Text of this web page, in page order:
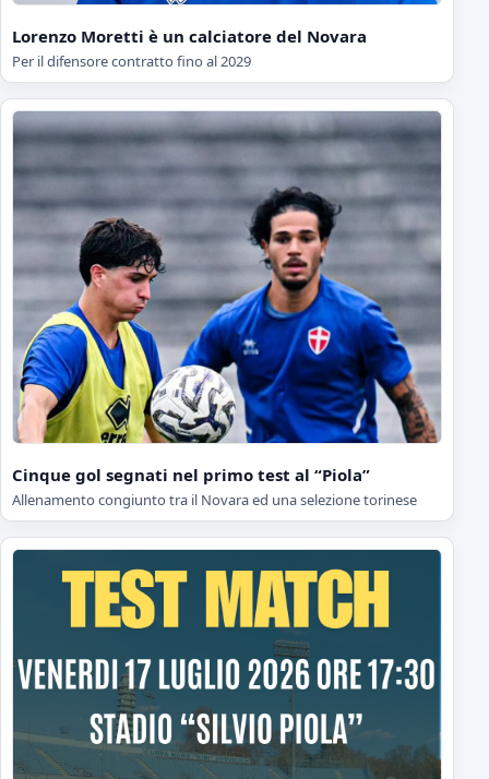
Lorenzo Moretti è un calciatore del Novara
Per il difensore contratto fino al 2029
Cinque gol segnati nel primo test al “Piola”
Allenamento congiunto tra il Novara ed una selezione torinese